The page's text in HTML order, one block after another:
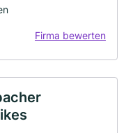
Firma bewerten